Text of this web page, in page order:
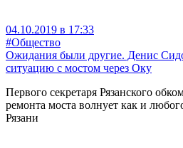
04.10.2019 в 17:33
#Общество
Ожидания были другие. Денис
ситуацию с мостом через Оку
Первого секретаря Рязанского
ремонта моста волнует как и
Рязани